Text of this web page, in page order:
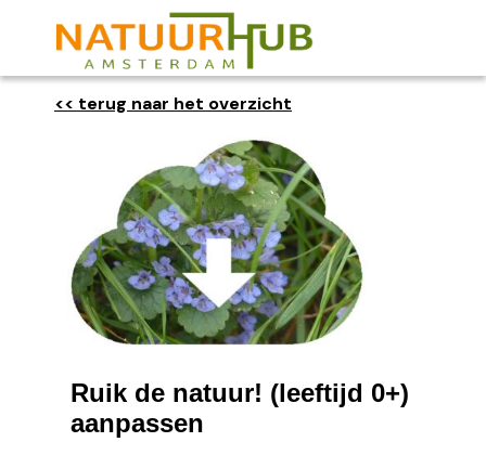
<< terug naar het overzicht
Ruik de natuur! (leeftijd 0+)
aanpassen